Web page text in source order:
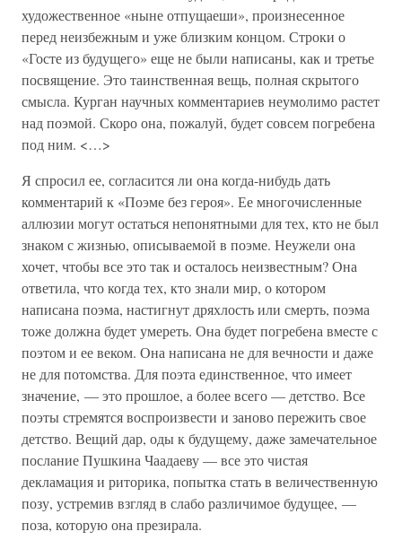
художественное «ныне отпущаеши», произнесенное
перед неизбежным и уже близким концом. Строки о
«Госте из будущего» еще не были написаны, как и третье
посвящение. Это таинственная вещь, полная скрытого
смысла. Курган научных комментариев неумолимо растет
над поэмой. Скоро она, пожалуй, будет совсем погребена
под ним. <…>
Я спросил ее, согласится ли она когда-нибудь дать
комментарий к «Поэме без героя». Ее многочисленные
аллюзии могут остаться непонятными для тех, кто не был
знаком с жизнью, описываемой в поэме. Неужели она
хочет, чтобы все это так и осталось неизвестным? Она
ответила, что когда тех, кто знали мир, о котором
написана поэма, настигнут дряхлость или смерть, поэма
тоже должна будет умереть. Она будет погребена вместе с
поэтом и ее веком. Она написана не для вечности и даже
не для потомства. Для поэта единственное, что имеет
значение, — это прошлое, а более всего — детство. Все
поэты стремятся воспроизвести и заново пережить свое
детство. Вещий дар, оды к будущему, даже замечательное
послание Пушкина Чаадаеву — все это чистая
декламация и риторика, попытка стать в величественную
позу, устремив взгляд в слабо различимое будущее, —
поза, которую она презирала.